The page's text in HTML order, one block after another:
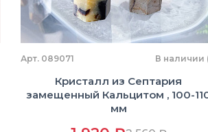
Арт. 089071 В наличии
Кристалл из Септария
замещенный Кальцитом , 100-
мм